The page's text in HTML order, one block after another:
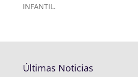
INFANTIL.
Últimas Noticias